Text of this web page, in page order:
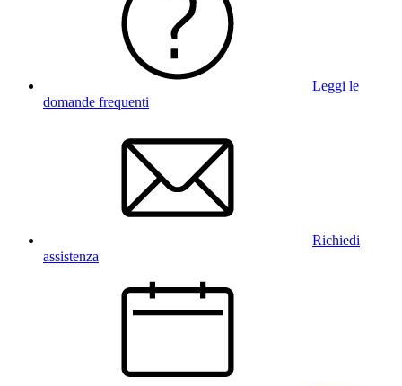
Leggi le
domande frequenti
Richiedi
assistenza